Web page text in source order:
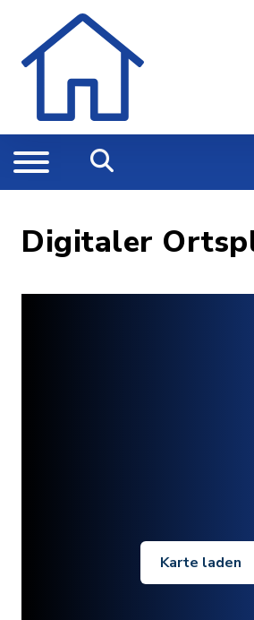
Digitaler
Karte laden